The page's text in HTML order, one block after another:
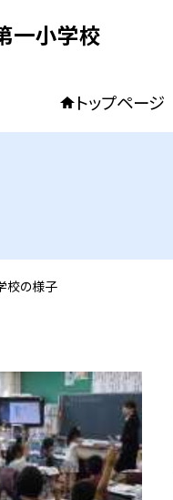
一小学校
トップページ
校の様子